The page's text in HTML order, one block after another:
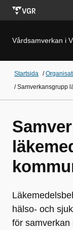
Vårdsamverkan i
Startsida /
/Samverkansgrupp
hälso- och
för samverkan